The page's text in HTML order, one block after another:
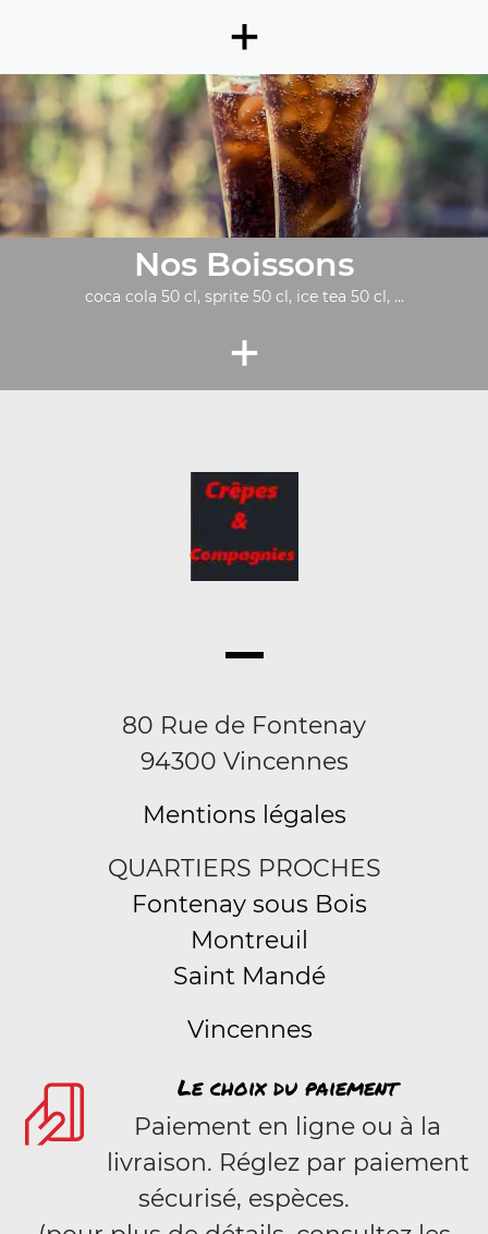
+
Nos Boissons
coca cola 50 cl, sprite 50 cl, ice tea 50 cl, ...
+
80 Rue de Fontenay
94300 Vincennes
Mentions légales
QUARTIERS PROCHES
Fontenay sous Bois
Montreuil
Saint Mandé
Vincennes
Le choix du paiement
Paiement en ligne ou à la
livraison. Réglez par paiement
sécurisé, espèces.